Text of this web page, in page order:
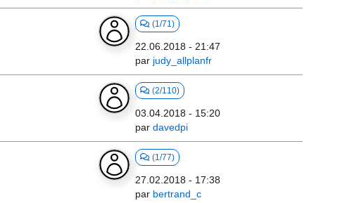
(1/71)
22.06.2018 - 21:47
par judy_allplanfr
(2/110)
03.04.2018 - 15:20
par davedpi
(1/77)
27.02.2018 - 17:38
par bertrand_c